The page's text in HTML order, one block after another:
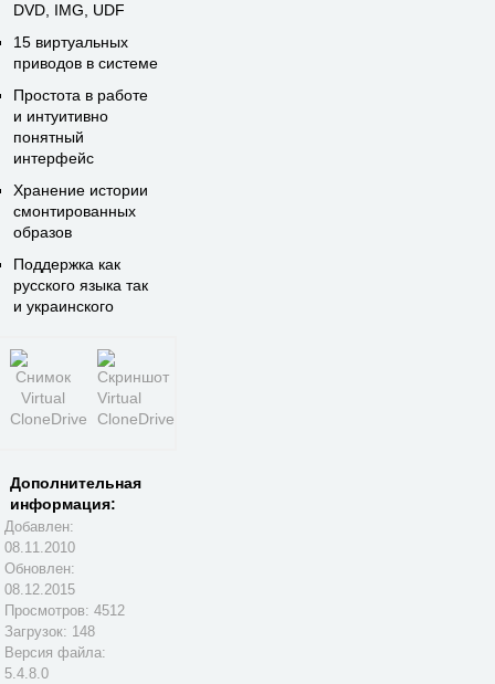
DVD, IMG, UDF
15 виртуальных
приводов в системе
Простота в работе
и интуитивно
понятный
интерфейс
Хранение истории
смонтированных
образов
Поддержка как
русского языка так
и украинского
Дополнительная
информация:
Добавлен:
08.11.2010
Обновлен:
08.12.2015
Просмотров: 4512
Загрузок: 148
Версия файла:
5.4.8.0